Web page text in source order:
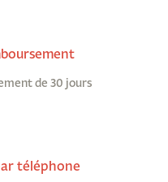
de 30 jours
téléphone